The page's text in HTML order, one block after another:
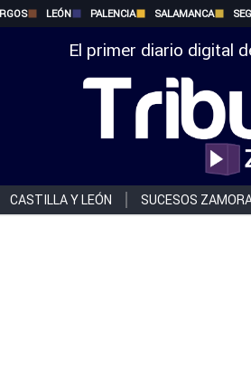
LEÓN PALENCIA SALAMANCA
El primer diario digital
CASTILLA Y LEÓN SUCESOS